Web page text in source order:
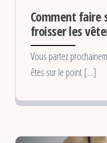
Comment faire
froisser les
Vous partez
êtes sur le point […]